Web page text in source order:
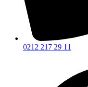
0212 217 29 11